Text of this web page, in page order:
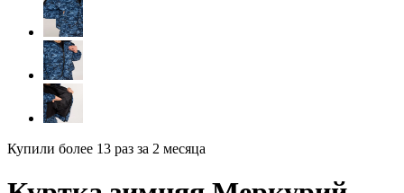
Купили более 13 раз за 2 месяца